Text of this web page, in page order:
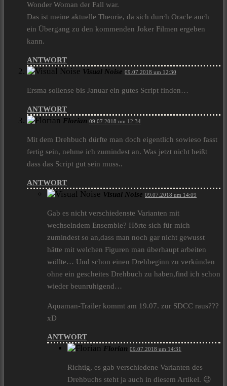
Wonder Woman der Fall war.
Das ist meine aktuelle Theorie, da sich durch Oracle auch
ein Übergang zu den kommenden Joker Filmen ergeben
kann.
ANTWORT
Visual Noise 09.07.2018 um 12:30
Ersma sollense bis Januar ein gutes Script finden…
ANTWORT
Florian 09.07.2018 um 12:34
Mit dem Drehbuch dürfte man doch eigentlich sowieso fasst
fertig sein, nehme ich zumindest an. Was jetzt nicht heißt
dass das Script gut sein muss..
ANTWORT
Visual Noise 09.07.2018 um 14:09
Gab es nicht verschiedenste Varianten mit
wechselndem Ensemble? Hörte sich für mich
zumindest so an,dass man noch gar nicht gewusst
hätte mit welchen Figuren man überhaupt arbeiten
wöllte… Und schon einen Drehbeginn zu verkünden
ohne ein gescheites Drehbuch zu haben,find ich schon
wieder beunruhigend…
Aquaman-Trailer kommt am 19.07. zur SDCC raus???
xD
ANTWORT
Florian 09.07.2018 um 14:31
Richtig, es gab verschiedene Varianten des
Drehbuchs steht ja auch in diesem Artikel. 😉